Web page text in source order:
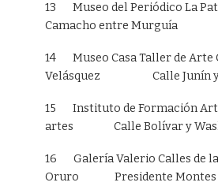
13 Museo del Periódico
Camacho entre Murguía
14 Museo Casa Taller de Arte
Velásquez Calle Junín y
15 Instituto de Formación
artes Calle Bolívar y
16 Galería Valerio Calles de la
Oruro Presidente Montes